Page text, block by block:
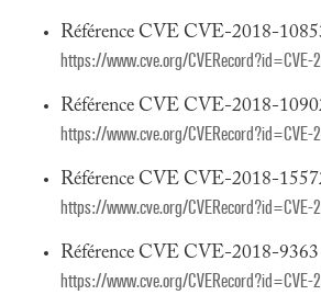
Référence CVE CVE-2018-
https://www.cve.org/CVERecord?id=CVE-
Référence CVE CVE-2018-
https://www.cve.org/CVERecord?id=CVE-
Référence CVE CVE-2018-
https://www.cve.org/CVERecord?id=CVE-
Référence CVE CVE-2018-9363
https://www.cve.org/CVERecord?id=CVE-